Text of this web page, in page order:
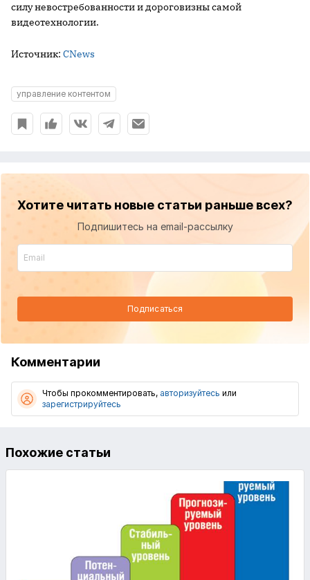
силу невостребованности и дороговизны самой
видеотехнологии.
Источник: CNews
управление контентом
Хотите читать новые статьи раньше всех?
Подпишитесь на email-рассылку
Подписаться
Комментарии
Чтобы прокомментировать, авторизуйтесь или
зарегистрируйтесь
Похожие статьи